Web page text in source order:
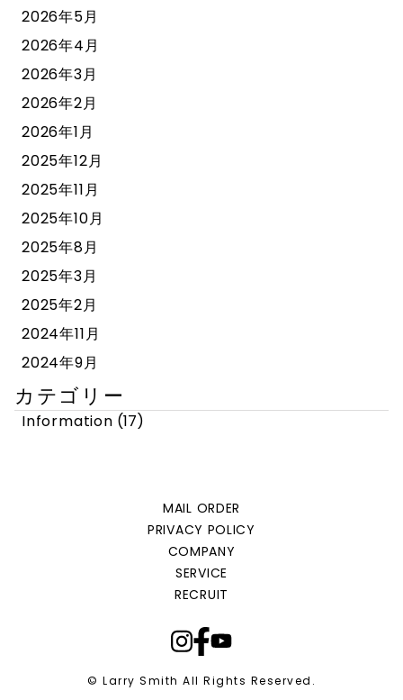
2026年5月
2026年4月
2026年3月
2026年2月
2026年1月
2025年12月
2025年11月
2025年10月
2025年8月
2025年3月
2025年2月
2024年11月
2024年9月
カテゴリー
Information (17)
MAIL ORDER
PRIVACY POLICY
COMPANY
SERVICE
RECRUIT
© Larry Smith All Rights Reserved.